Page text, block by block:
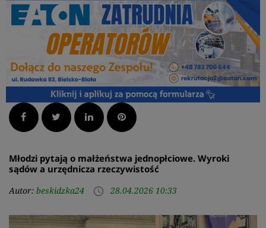
Facebook Twitter LinkedInPinterest
Młodzi pytają o małżeństwa jednopłciowe. Wyroki
sądów a urzędnicza rzeczywistość
Autor: beskidzka24 access_time 28.04.2026 10:33